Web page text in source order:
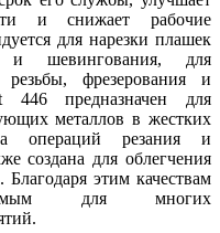
и снижает рабочие
для нарезки плашек
и шевингования, для
фрезерования и
446 предназначен для
металлов в жестких
операций резания и
создана для облегчения
этим качествам
для многих